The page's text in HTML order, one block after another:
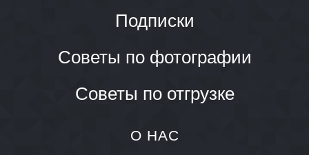
Подписки
Советы по фотографии
Советы по отгрузке
О НАС